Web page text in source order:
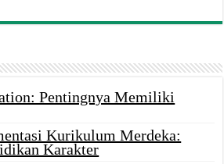
Pentingnya Memiliki
Kurikulum Merdeka:
Karakter